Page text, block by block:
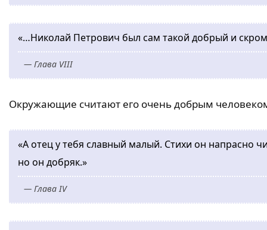
«…Николай Петрович был сам такой добрый и
— Глава VIII
Окружающие считают его очень добрым
«А отец у тебя славный малый. Стихи он напрасно
но он добряк.»
— Глава IV